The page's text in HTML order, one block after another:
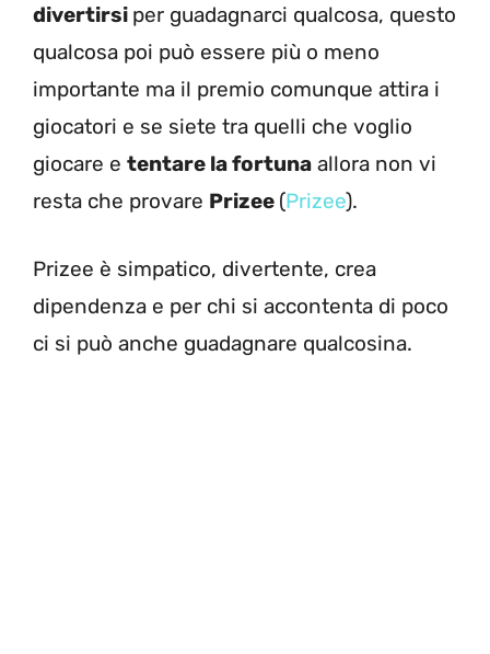
divertirsi per guadagnarci qualcosa, questo
qualcosa poi può essere più o meno
importante ma il premio comunque attira i
giocatori e se siete tra quelli che voglio
giocare e tentare la fortuna allora non vi
resta che provare Prizee (Prizee).
Prizee è simpatico, divertente, crea
dipendenza e per chi si accontenta di poco
ci si può anche guadagnare qualcosina.